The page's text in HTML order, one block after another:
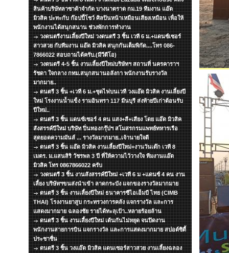
สินค้าบริษัทลาซาด้าจำกัด บางนาตราด กม.19 ทีมงาน แอ๊ด
มิวสิค ปะทะกับ ก๊อปปี้โชว์ ศิลปินหน้าเหมือนเสียงเหมือน เพื่อให้
พนักงานได้สนุกสนาน ช่วงพักการทำงาน
วงดนตรีงานเลี้ยงปีใหม่ วงดนตรี 3 ชิ้น เวที 6 ม.+แดนซ์เซอร์
สาวสวย กับทีมงาน แอ๊ด มิวสิค สนุกกันเต็มพิกัด....โทร 086-
7866022 สอบถามได้ครับ.(มีวีดีโอ)
วงดนตรี 4-5 ชิ้น งานเลี้ยงปีใหม่บริษัทฯ สถานที่ นครคาราฯ
รัชดา ใจกลาง กทม.สนุกสนานอลังกา พนักงานรับรางวัล
มากมาย..
ดนตรี 3 ชิ้น +เวที 6 ม.+ชุดไฟบนเวที วงแอ๊ด มิวสิค งานเลี้ยงปี
ใหม่ โรงงานน้ำแข็ง รามอินทรา 117 มีนบุรี ส่งท้ายปีเก่าต้อนรับ
ปีใหม่..
ดนตรี 3 ชิ้น แดนซ์เซอร์ 4 คน แสง+สี+เสียง โดย แอ๊ด มิวสิค
สังสรรค์ปีใหม่ บริษัท ปิ่นทองกรุ๊ปฯ สโมสรกรมแพทย์ทหารเรือ
สุดยอดความมันส์ ... รางวัลมากมาย..เจ้านายใจดี
ดนตรี 3 ชิ้น แอ๊ด มิวสิค งานเลี้ยงปีใหม่+งานวันเด๊ก เวที 8
เมตร. ม.แสนสิริ วัชรพล 3 ปี ที่ให้ความไว้วางใจ ทีมงานแอ๊ด
มิวสิค โทร 0867866022 ครับ
วงดนตรี 3 ชิ้น งานสังสรรค์ปีใหม่ +เวที 6 ม +แดนซ์ 4 คน งาน
เลี้ยง บริษัทฯขนส่งนำเข้า ลาดกระบัง แจกของรางวัลมากมาย
ดนตรี 3 ชิ้น งานเลี้ยงปีใหม่ ธนาคารซีไอเอ็มบี ไทย (CIMB
THAI) โรงงานยาสูบ กระทรวงการคลัง แจกรางวัล และการ
แสดงมากมาย ฉลองชัย รายได้ทะลุเป้า..หลายร้อยล้าน
ดนตรี 3 ชิ้น งานเลี้ยงปีใหม่ เต้นกันไม่หยุด จนปิดงาน
พนักงานสายการบิน แจกรางวัล และการแสดงมากมาย สปอต์ซิตื้
ประชาชื่น
ดนตรี 3 ชิ้น วงแอ๊ด มิวสิค แดนเซอร์สาวสวย งานเลี้ยงฉลอง